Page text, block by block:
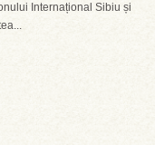
Internațional Sibiu și